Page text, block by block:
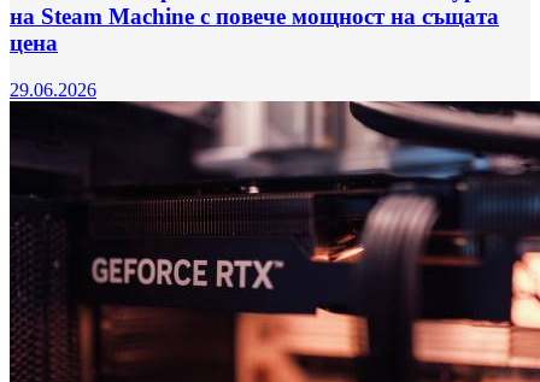
на Steam Machine с повече мощност на същата
цена
29.06.2026